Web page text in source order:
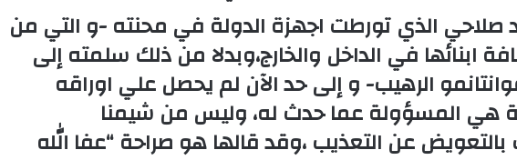
الذي تورطت اجهزة الدولة في محنته -و التي من
ابنائها في الداخل والخارج،وبدلا من ذلك سلمته إلى
الرهيب- و إلى حد الآن لم يحصل علي اوراقه
هي المسؤولة عما حدث له، وليس من شيمنا
بالتعويض عن التعذيب ،وقد قالها هو صراحة “عفا الله